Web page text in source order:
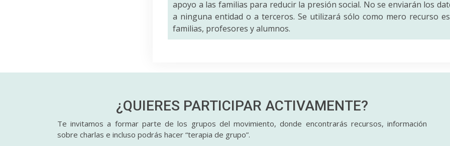
apoyo a las familias para reducir la presión social. No se enviarán los
a ninguna entidad o a terceros. Se utilizará sólo como mero recurso
familias, profesores y alumnos.
¿QUIERES PARTICIPAR ACTIVAMENTE?
Te invitamos a formar parte de los grupos del movimiento, donde encontrarás recursos, información
sobre charlas e incluso podrás hacer “terapia de grupo”.